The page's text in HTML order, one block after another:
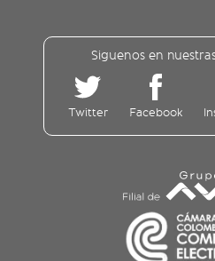
Siguenos en
Twitter Facebook